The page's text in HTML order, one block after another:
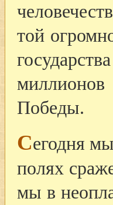
той
Победы.
Сегодня
полях
мы в